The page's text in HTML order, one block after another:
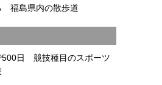
福島県内の散歩道
500日 競技種目のスポーツ